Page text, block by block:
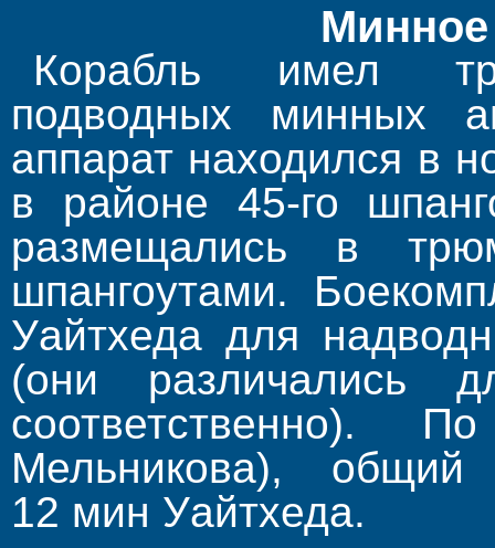
Корабль имел
подводных минных
аппарат находился в
в районе 45-го
размещались в
шпангоутами.
Уайтхеда для
(они
соответственно).
Мельникова), общий
12 мин Уайтхеда.